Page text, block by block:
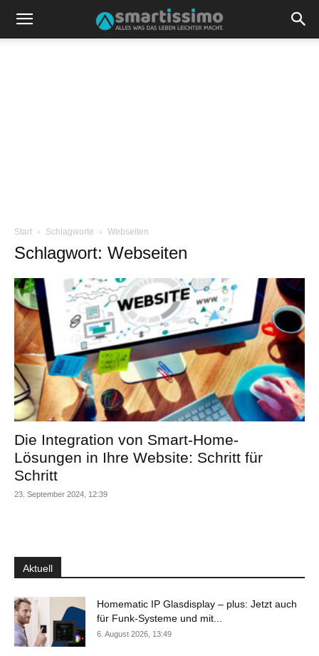
Start Schlagworte Webseiten
Schlagwort: Webseiten
Die Integration von Smart-Home-
Lösungen in Ihre Website: Schritt für
Schritt
23. September 2024, 12:39
Aktuell
Homematic IP Glasdisplay – plus: Jetzt auch
für Funk-Systeme und mit...
6. August 2026, 13:49